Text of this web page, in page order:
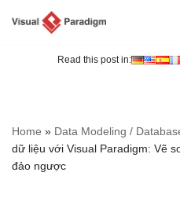
Read this post in:
Home » Data Modeling /
dữ liệu với Visual Paradigm: Vẽ
đảo ngược